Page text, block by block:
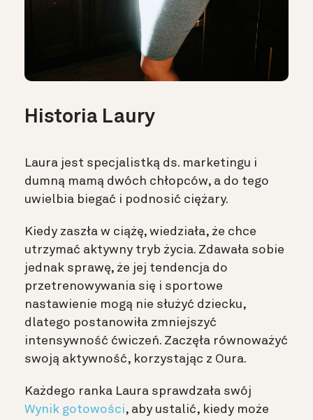
Historia Laury
Laura jest specjalistką ds. marketingu i
dumną mamą dwóch chłopców, a do tego
uwielbia biegać i podnosić ciężary.
Kiedy zaszła w ciążę, wiedziała, że chce
utrzymać aktywny tryb życia. Zdawała sobie
jednak sprawę, że jej tendencja do
przetrenowywania się i sportowe
nastawienie mogą nie służyć dziecku,
dlatego postanowiła zmniejszyć
intensywność ćwiczeń. Zaczęła równoważyć
swoją aktywność, korzystając z Oura.
Każdego ranka Laura sprawdzała swój
Wynik gotowości, aby ustalić, kiedy może